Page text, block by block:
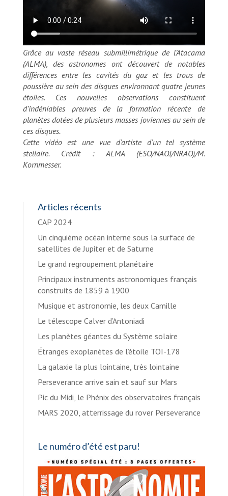
Grâce au vaste réseau submillimétrique de l’Atacama
(ALMA), des astronomes ont découvert de notables
différences entre les cavités du gaz et les trous de
poussière au sein des disques environnant quatre jeunes
étoiles. Ces nouvelles observations constituent
d’indéniables preuves de la formation récente de
planètes dotées de plusieurs masses joviennes au sein de
ces disques.
Cette vidéo est une vue d’artiste d’un tel système
stellaire. Crédit : ALMA (ESO/NAOJ/NRAO)/M.
Kornmesser.
Articles récents
CAP 2024
Un cinquième océan interne sous la surface de
satellites de Jupiter et de Saturne
Le grand regroupement planétaire
Principaux instruments astronomiques français
construits de 1859 à 1900
Musique et astronomie, les deux Camille
Le télescope Calver d’Antoniadi
Les planètes géantes du Système solaire
Étranges exoplanètes de l’étoile TOI-178
La galaxie la plus lointaine, très lointaine
Perseverance arrive sain et sauf sur Mars
Pic du Midi, le Phénix des observatoires français
MARS 2020, atterrissage du rover Perseverance
Le numéro d’été est paru!